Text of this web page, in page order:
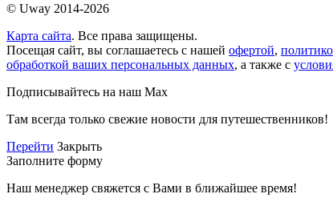
© Uway 2014-2026
Карта сайта. Все права защищены.
Посещая сайт, вы соглашаетесь с нашей офертой,
обработкой ваших персональных данных, а также с
Подписывайтесь на наш Max
Там всегда только свежие новости для путешественников!
Перейти Закрыть
Заполните форму
Наш менеджер свяжется с Вами в ближайшее время!